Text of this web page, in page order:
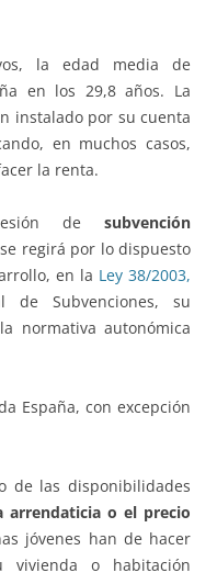
la edad media de
en los 29,8 años. La
instalado por su cuenta
en muchos casos,
la renta.
desubvención
regirá por lo dispuesto
en la Ley 38/2003,
de Subvenciones, su
normativa autonómica
España, con excepción
de las disponibilidades
arrendaticia o el precio
jóvenes han de hacer
o habitación